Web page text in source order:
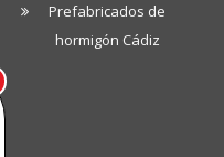
Prefabricados de
hormigón Cádiz